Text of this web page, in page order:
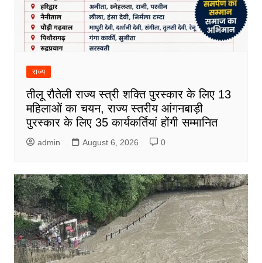
राज्य
तीलू रौतेली राज्य स्त्री शक्ति पुरस्कार के लिए 13
महिलाओं का चयन, राज्य स्तरीय आंगनबाड़ी
पुरस्कार के लिए 35 कार्यकर्तियां होंगी सम्मानित
admin August 6, 2026 0